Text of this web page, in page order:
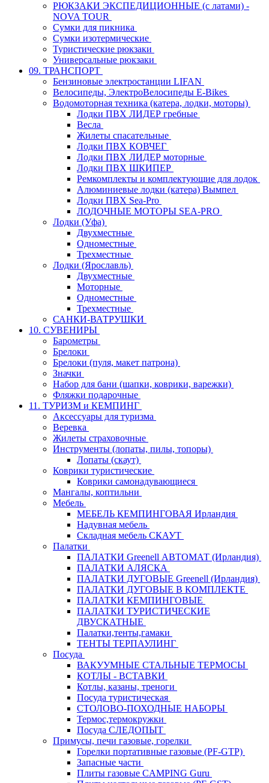
РЮКЗАКИ ЭКСПЕДИЦИОННЫЕ (с латами) -
NOVA TOUR
Сумки для пикника
Сумки изотермические
Туристические рюкзаки
Универсальные рюкзаки
09. ТРАНСПОРТ
Бензиновые электростанции LIFAN
Велосипеды, ЭлектроВелосипеды E-Bikes
Водомоторная техника (катера, лодки, моторы)
Лодки ПВХ ЛИДЕР гребные
Весла
Жилеты спасательные
Лодки ПВХ КОВЧЕГ
Лодки ПВХ ЛИДЕР моторные
Лодки ПВХ ШКИПЕР
Ремкомплекты и комплектующие для лодок
Алюминиевые лодки (катера) Вымпел
Лодки ПВХ Sea-Pro
ЛОДОЧНЫЕ МОТОРЫ SEA-PRO
Лодки (Уфа)
Двухместные
Одноместные
Трехместные
Лодки (Ярославль)
Двухместные
Моторные
Одноместные
Трехместные
САНКИ-ВАТРУШКИ
10. СУВЕНИРЫ
Барометры
Брелоки
Брелоки (пуля, макет патрона)
Значки
Набор для бани (шапки, коврики, варежки)
Фляжки подарочные
11. ТУРИЗМ и КЕМПИНГ
Аксессуары для туризма
Веревка
Жилеты страховочные
Инструменты (лопаты, пилы, топоры)
Лопаты (скаут)
Коврики туристические
Коврики самонадувающиеся
Мангалы, коптильни
Мебель
МЕБЕЛЬ КЕМПИНГОВАЯ Ирландия
Надувная мебель
Складная мебель СКАУТ
Палатки
ПАЛАТКИ Greenell АВТОМАТ (Ирландия)
ПАЛАТКИ АЛЯСКА
ПАЛАТКИ ДУГОВЫЕ Greenell (Ирландия)
ПАЛАТКИ ДУГОВЫЕ В КОМПЛЕКТЕ
ПАЛАТКИ КЕМПИНГОВЫЕ
ПАЛАТКИ ТУРИСТИЧЕСКИЕ
ДВУСКАТНЫЕ
Палатки,тенты,гамаки
ТЕНТЫ ТЕРПАУЛИНГ
Посуда
ВАКУУМНЫЕ СТАЛЬНЫЕ ТЕРМОСЫ
КОТЛЫ - ВСТАВКИ
Котлы, казаны, треноги
Посуда туристическая
СТОЛОВО-ПОХОДНЫЕ НАБОРЫ
Термос,термокружки
Посуда СЛЕДОПЫТ
Примусы, печи газовые, горелки
Горелки портативные газовые (PF-GTP)
Запасные части
Плиты газовые CAMPING Guru